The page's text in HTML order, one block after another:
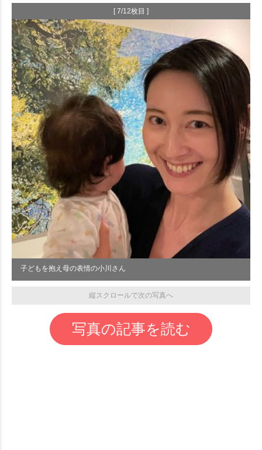
[ 7/12枚目 ]
子どもを抱え母の表情の小川さん
縦スクロールで次の写真へ
写真の記事を読む